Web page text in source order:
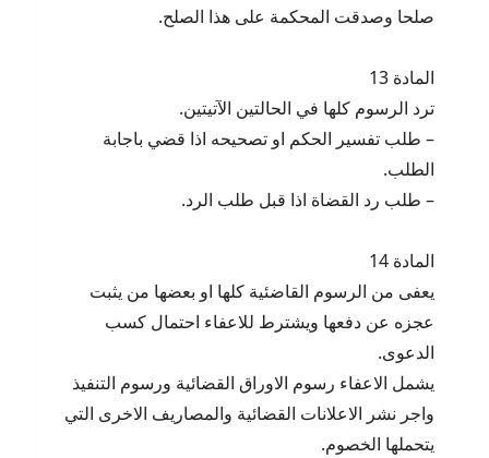
صلحا وصدقت المحكمة على هذا الصلح.
المادة 13
ترد الرسوم كلها في الحالتين الآتيتين.
– طلب تفسير الحكم او تصحيحه اذا قضي باجابة
الطلب.
– طلب رد القضاة اذا قبل طلب الرد.
المادة 14
يعفى من الرسوم القاضئية كلها او بعضها من يثبت
عجزه عن دفعها ويشترط للاعفاء احتمال كسب
الدعوى.
يشمل الاعفاء رسوم الاوراق القضائية ورسوم التنفيذ
واجر نشر الاعلانات القضائية والمصاريف الاخرى التي
يتحملها الخصوم.